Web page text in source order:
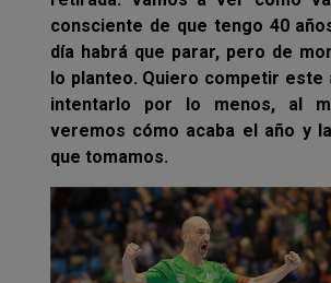
consciente de que tengo 40
día habrá que parar, pero de
lo planteo. Quiero competir este
intentarlo por lo menos, al
veremos cómo acaba el año y
que tomamos.